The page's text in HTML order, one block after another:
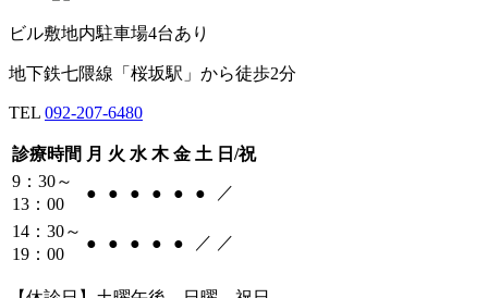
ビル敷地内駐車場4台あり
地下鉄七隈線「桜坂駅」から徒歩2分
TEL 092-207-6480
診療時間 月 火 水 木 金 土 日/祝
9：30～
13：00
● ● ● ● ● ● ／
14：30～
19：00
● ● ● ● ● ／ ／